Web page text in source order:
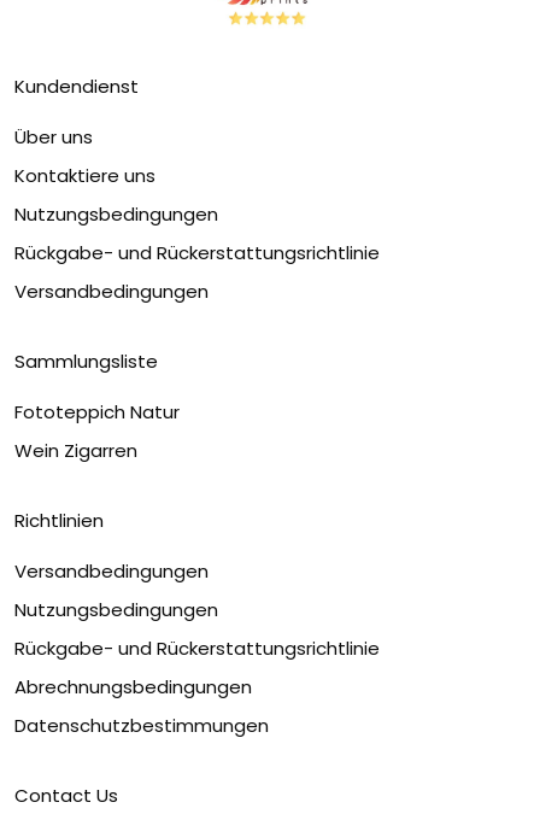
Kundendienst
Über uns
Kontaktiere uns
Nutzungsbedingungen
Rückgabe- und Rückerstattungsrichtlinie
Versandbedingungen
Sammlungsliste
Fototeppich Natur
Wein Zigarren
Richtlinien
Versandbedingungen
Nutzungsbedingungen
Rückgabe- und Rückerstattungsrichtlinie
Abrechnungsbedingungen
Datenschutzbestimmungen
Contact Us